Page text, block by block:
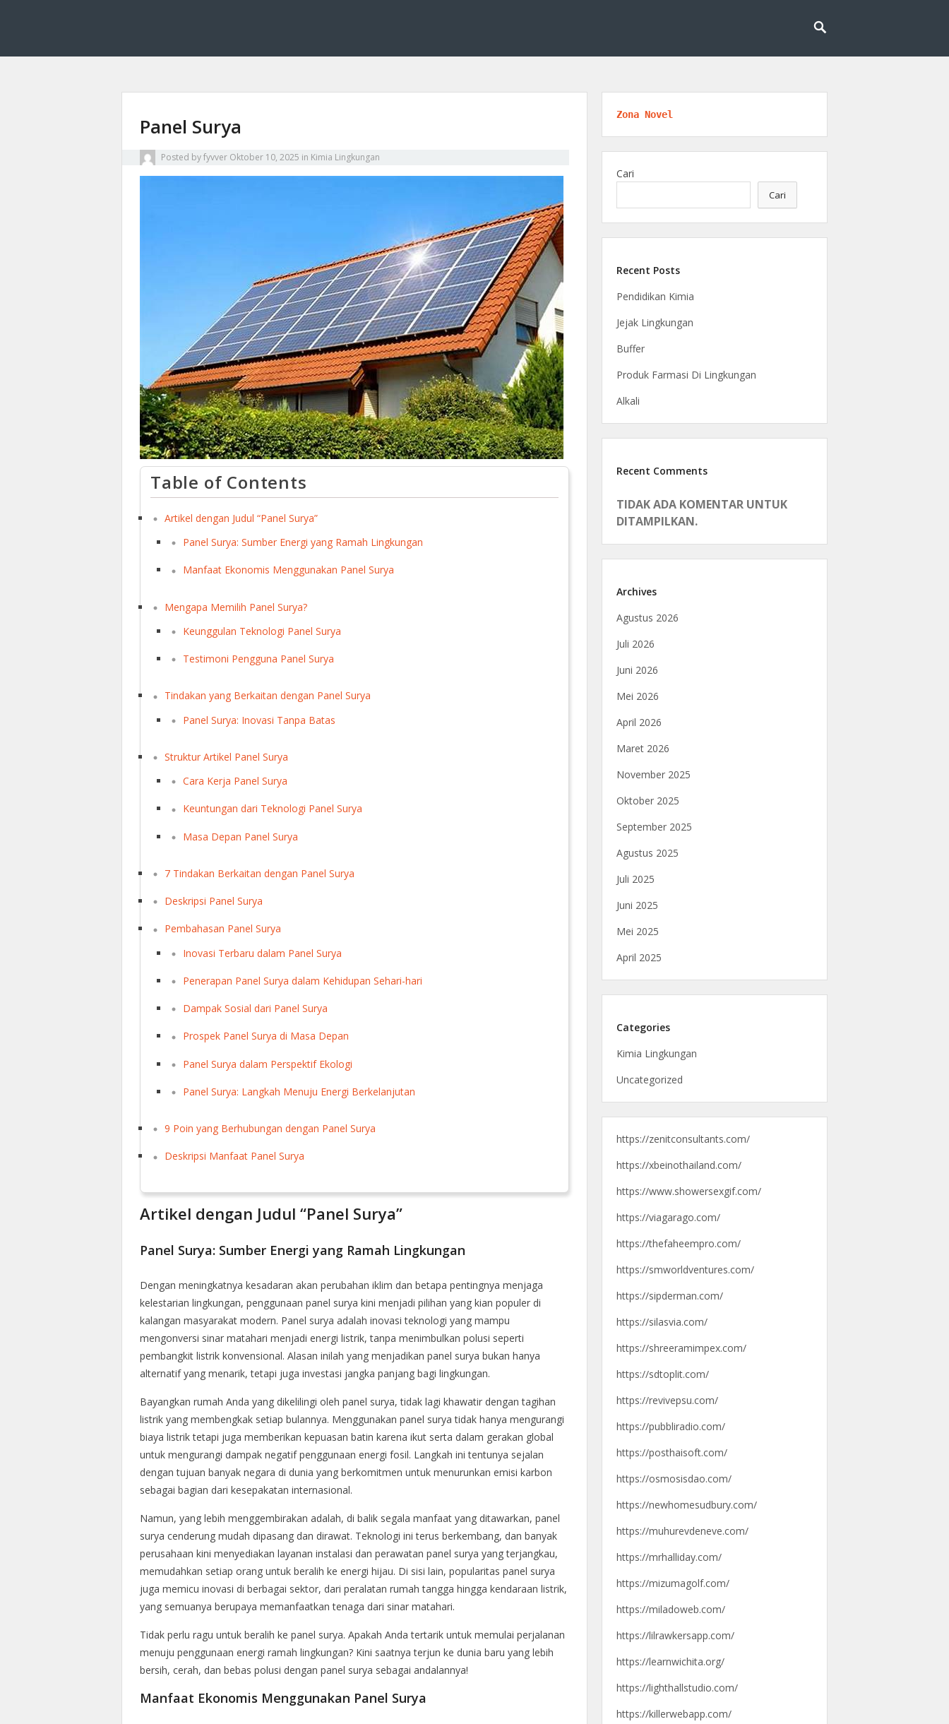
Panel Surya
Posted byfyvver Oktober 10, 2025 in Kimia Lingkungan
Table of Contents
Artikel dengan Judul “Panel Surya”
Panel Surya: Sumber Energi yang Ramah Lingkungan
Manfaat Ekonomis Menggunakan Panel Surya
Mengapa Memilih Panel Surya?
Keunggulan Teknologi Panel Surya
Testimoni Pengguna Panel Surya
Tindakan yang Berkaitan dengan Panel Surya
Panel Surya: Inovasi Tanpa Batas
Struktur Artikel Panel Surya
Cara Kerja Panel Surya
Keuntungan dari Teknologi Panel Surya
Masa Depan Panel Surya
7 Tindakan Berkaitan dengan Panel Surya
Deskripsi Panel Surya
Pembahasan Panel Surya
Inovasi Terbaru dalam Panel Surya
Penerapan Panel Surya dalam Kehidupan Sehari-hari
Dampak Sosial dari Panel Surya
Prospek Panel Surya di Masa Depan
Panel Surya dalam Perspektif Ekologi
Panel Surya: Langkah Menuju Energi Berkelanjutan
9 Poin yang Berhubungan dengan Panel Surya
Deskripsi Manfaat Panel Surya
Artikel dengan Judul “Panel Surya”
Panel Surya: Sumber Energi yang Ramah Lingkungan
Dengan meningkatnya kesadaran akan perubahan iklim dan betapa pentingnya menjaga
kelestarian lingkungan, penggunaan panel surya kini menjadi pilihan yang kian populer di
kalangan masyarakat modern. Panel surya adalah inovasi teknologi yang mampu
mengonversi sinar matahari menjadi energi listrik, tanpa menimbulkan polusi seperti
pembangkit listrik konvensional. Alasan inilah yang menjadikan panel surya bukan hanya
alternatif yang menarik, tetapi juga investasi jangka panjang bagi lingkungan.
Bayangkan rumah Anda yang dikelilingi oleh panel surya, tidak lagi khawatir dengan tagihan
listrik yang membengkak setiap bulannya. Menggunakan panel surya tidak hanya mengurangi
biaya listrik tetapi juga memberikan kepuasan batin karena ikut serta dalam gerakan global
untuk mengurangi dampak negatif penggunaan energi fosil. Langkah ini tentunya sejalan
dengan tujuan banyak negara di dunia yang berkomitmen untuk menurunkan emisi karbon
sebagai bagian dari kesepakatan internasional.
Namun, yang lebih menggembirakan adalah, di balik segala manfaat yang ditawarkan, panel
surya cenderung mudah dipasang dan dirawat. Teknologi ini terus berkembang, dan banyak
perusahaan kini menyediakan layanan instalasi dan perawatan panel surya yang terjangkau,
memudahkan setiap orang untuk beralih ke energi hijau. Di sisi lain, popularitas panel surya
juga memicu inovasi di berbagai sektor, dari peralatan rumah tangga hingga kendaraan listrik,
yang semuanya berupaya memanfaatkan tenaga dari sinar matahari.
Tidak perlu ragu untuk beralih ke panel surya. Apakah Anda tertarik untuk memulai perjalanan
menuju penggunaan energi ramah lingkungan? Kini saatnya terjun ke dunia baru yang lebih
bersih, cerah, dan bebas polusi dengan panel surya sebagai andalannya!
Manfaat Ekonomis Menggunakan Panel Surya
Zona Novel
Cari
Cari
Recent Posts
Pendidikan Kimia
Jejak Lingkungan
Buffer
Produk Farmasi Di Lingkungan
Alkali
Recent Comments
TIDAK ADA KOMENTAR UNTUK
DITAMPILKAN.
Archives
Agustus 2026
Juli 2026
Juni 2026
Mei 2026
April 2026
Maret 2026
November 2025
Oktober 2025
September 2025
Agustus 2025
Juli 2025
Juni 2025
Mei 2025
April 2025
Categories
Kimia Lingkungan
Uncategorized
https://zenitconsultants.com/
https://xbeinothailand.com/
https://www.showersexgif.com/
https://viagarago.com/
https://thefaheempro.com/
https://smworldventures.com/
https://sipderman.com/
https://silasvia.com/
https://shreeramimpex.com/
https://sdtoplit.com/
https://revivepsu.com/
https://pubbliradio.com/
https://posthaisoft.com/
https://osmosisdao.com/
https://newhomesudbury.com/
https://muhurevdeneve.com/
https://mrhalliday.com/
https://mizumagolf.com/
https://miladoweb.com/
https://lilrawkersapp.com/
https://learnwichita.org/
https://lighthallstudio.com/
https://killerwebapp.com/